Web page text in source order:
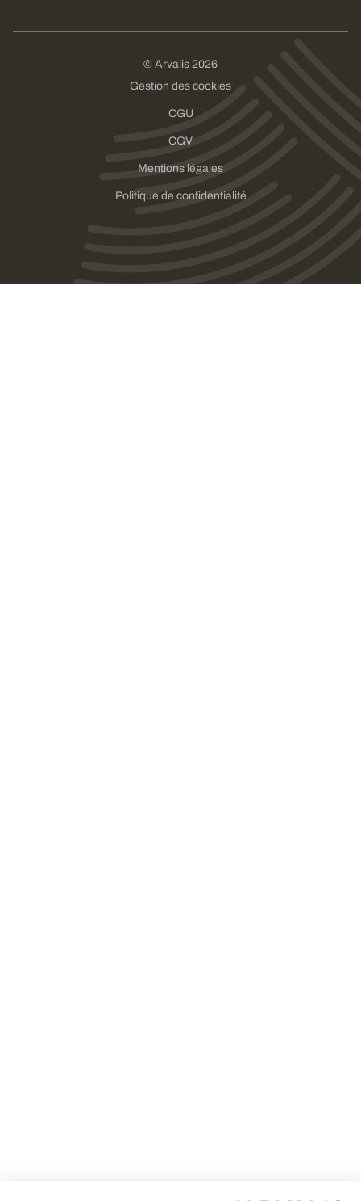
© Arvalis 2026
Gestion des cookies
CGU
CGV
Mentions légales
Politique de confidentialité